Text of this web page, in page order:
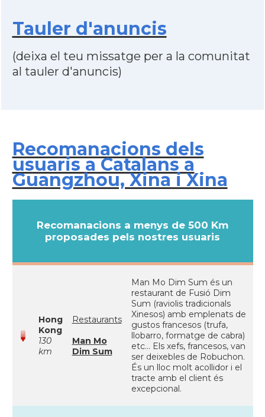
Tauler d'anuncis
(deixa el teu missatge per a la comunitat
al tauler d'anuncis)
Recomanacions dels
usuaris a Catalans a
Guangzhou, Xina i Xina
Recomanacions a menys de 500 Km
proposades pels nostres usuaris
Hong
Kong
130
km
Restaurants
Man Mo
Dim Sum
Man Mo Dim Sum és un
restaurant de Fusió Dim
Sum (raviolis tradicionals
Xinesos) amb emplenats de
gustos francesos (trufa,
llobarro, formatge de cabra)
etc... Els xefs, francesos, van
ser deixebles de Robuchon.
És un lloc molt acollidor i el
tracte amb el client és
excepcional.